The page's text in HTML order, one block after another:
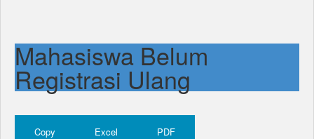
Mahasiswa Belum
Registrasi Ulang
Copy Excel PDF